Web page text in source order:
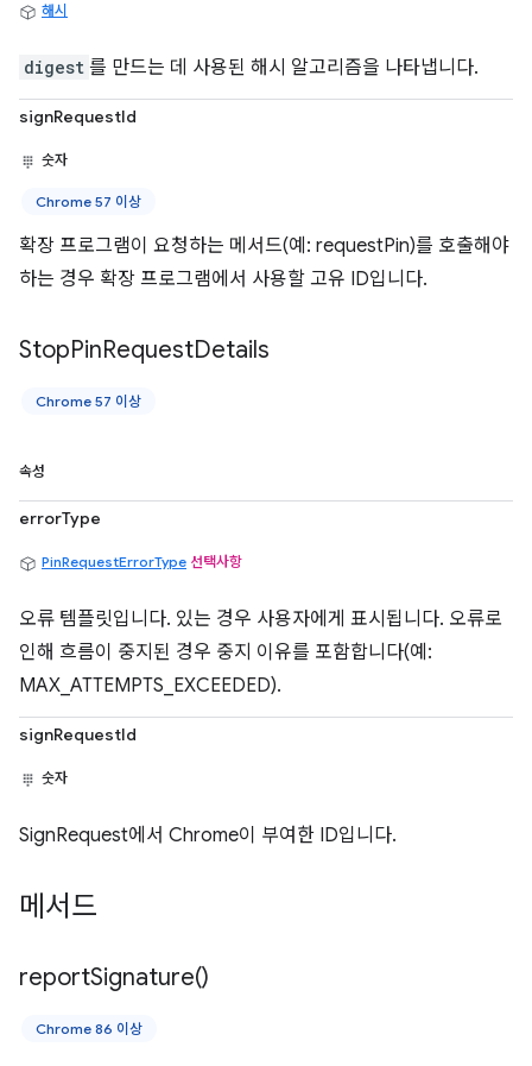
해시
digest 를 만드는 데 사용된 해시 알고리즘을 나타냅니다.
signRequestId
숫자
Chrome 57 이상
확장 프로그램이 요청하는 메서드(예: requestPin)를 호출해야
하는 경우 확장 프로그램에서 사용할 고유 ID입니다.
StopPinRequestDetails
Chrome 57 이상
속성
errorType
PinRequestErrorType 선택사항
오류 템플릿입니다. 있는 경우 사용자에게 표시됩니다. 오류로
인해 흐름이 중지된 경우 중지 이유를 포함합니다(예:
MAX_ATTEMPTS_EXCEEDED).
signRequestId
숫자
SignRequest에서 Chrome이 부여한 ID입니다.
메서드
reportSignature()
Chrome 86 이상